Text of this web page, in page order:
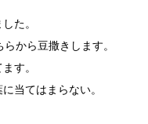
た。
から豆撒きします。
す。
当てはまらない。